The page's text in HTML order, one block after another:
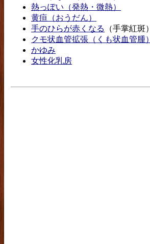
熱っぽい（発熱・微熱）
黄疸（おうだん）
手のひらが赤くなる
（手掌紅斑）
クモ状血管拡張（くも状血管腫）
かゆみ
女性化乳房